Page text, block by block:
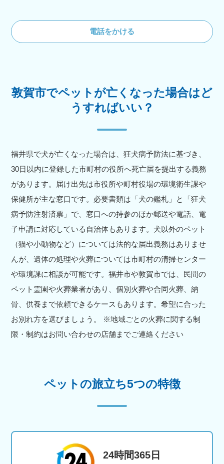
電話をかける
敦賀市でペットが亡くなった場合はど
うすればいい？
福井県で犬が亡くなった場合は、狂犬病予防法に基づき、
30日以内に登録した市町村の役所へ死亡届を提出する義務
があります。届け出先は市役所や町村役場の環境衛生課や
保健所が主な窓口です。必要書類は「犬の鑑札」と「狂犬
病予防注射済票」で、窓口への持参のほか郵送や電話、電
子申請に対応している自治体もあります。犬以外のペット
（猫や小動物など）については法的な届出義務はありませ
んが、遺体の処理や火葬については市町村の清掃センター
や環境課に相談が可能です。福井市や敦賀市では、民間の
ペット霊園や火葬業者があり、個別火葬や合同火葬、納
骨、供養まで依頼できるケースもあります。希望に合った
お別れ方を選びましょう。 ※地域ごとの火葬に関する制
限・制約はお問い合わせの店舗までご連絡ください
ペットの旅立ち5つの特徴
24時間365日